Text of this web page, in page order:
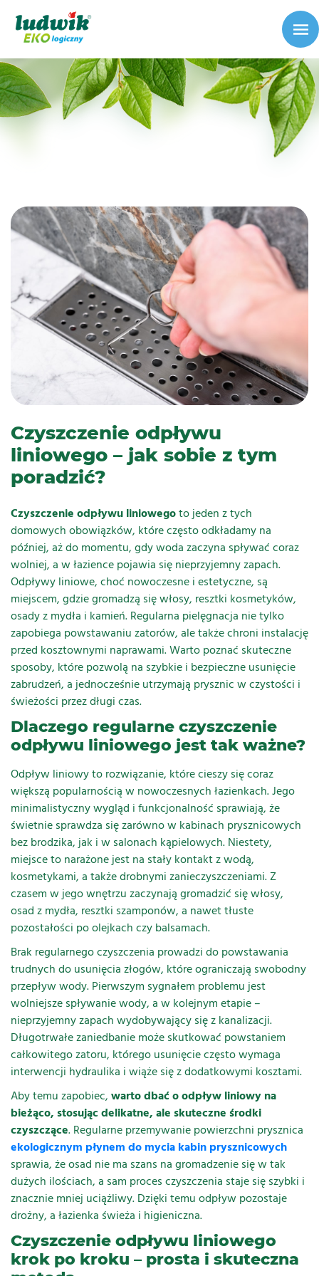
Czyszczenie odpływu
liniowego – jak sobie z tym
poradzić?
Czyszczenie odpływu liniowegoto jeden z tych
domowych obowiązków, które często odkładamy na
później, aż do momentu, gdy woda zaczyna spływać coraz
wolniej, a w łazience pojawia się nieprzyjemny zapach.
Odpływy liniowe, choć nowoczesne i estetyczne, są
miejscem, gdzie gromadzą się włosy, resztki kosmetyków,
osady z mydła i kamień. Regularna pielęgnacja nie tylko
zapobiega powstawaniu zatorów, ale także chroni instalację
przed kosztownymi naprawami. Warto poznać skuteczne
sposoby, które pozwolą na szybkie i bezpieczne usunięcie
zabrudzeń, a jednocześnie utrzymają prysznic w czystości i
świeżości przez długi czas.
Dlaczego regularne czyszczenie
odpływu liniowego jest tak ważne?
Odpływ liniowy to rozwiązanie, które cieszy się coraz
większą popularnością w nowoczesnych łazienkach. Jego
minimalistyczny wygląd i funkcjonalność sprawiają, że
świetnie sprawdza się zarówno w kabinach prysznicowych
bez brodzika, jak i w salonach kąpielowych. Niestety,
miejsce to narażone jest na stały kontakt z wodą,
kosmetykami, a także drobnymi zanieczyszczeniami. Z
czasem w jego wnętrzu zaczynają gromadzić się włosy,
osad z mydła, resztki szamponów, a nawet tłuste
pozostałości po olejkach czy balsamach.
Brak regularnego czyszczenia prowadzi do powstawania
trudnych do usunięcia złogów, które ograniczają swobodny
przepływ wody. Pierwszym sygnałem problemu jest
wolniejsze spływanie wody, a w kolejnym etapie –
nieprzyjemny zapach wydobywający się z kanalizacji.
Długotrwałe zaniedbanie może skutkować powstaniem
całkowitego zatoru, którego usunięcie często wymaga
interwencji hydraulika i wiąże się z dodatkowymi kosztami.
Aby temu zapobiec,warto dbać o odpływ liniowy na
bieżąco, stosując delikatne, ale skuteczne środki
czyszczące. Regularne przemywanie powierzchni prysznica
ekologicznym płynem do mycia kabin prysznicowych
sprawia, że osad nie ma szans na gromadzenie się w tak
dużych ilościach, a sam proces czyszczenia staje się szybki i
znacznie mniej uciążliwy. Dzięki temu odpływ pozostaje
drożny, a łazienka świeża i higieniczna.
Czyszczenie odpływu liniowego
krok po kroku – prosta i skuteczna